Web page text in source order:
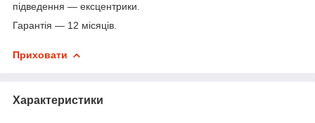
підведення — ексцентрики.
Гарантія — 12 місяців.
Приховати
Характеристики